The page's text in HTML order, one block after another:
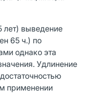
лет) выведение
65 ч.) по
однако эта
Удлинение
применении